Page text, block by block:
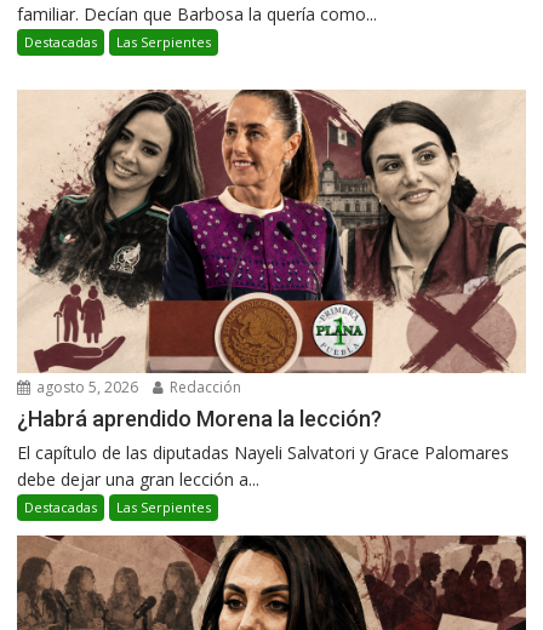
familiar. Decían que Barbosa la quería como...
Destacadas Las Serpientes
agosto 5, 2026 Redacción
¿Habrá aprendido Morena la lección?
El capítulo de las diputadas Nayeli Salvatori y Grace Palomares
debe dejar una gran lección a...
Destacadas Las Serpientes